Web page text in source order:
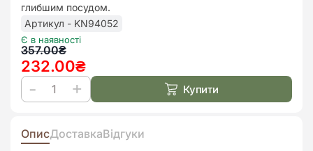
глибшим посудом.
Артикул - KN94052
Є в наявності
357.00₴
Оригінальна
ціна:
357.00₴.
232.00₴
Поточна
ціна:
232.00₴.
Лопатка
см
Купити
ОписДоставкаВідгуки